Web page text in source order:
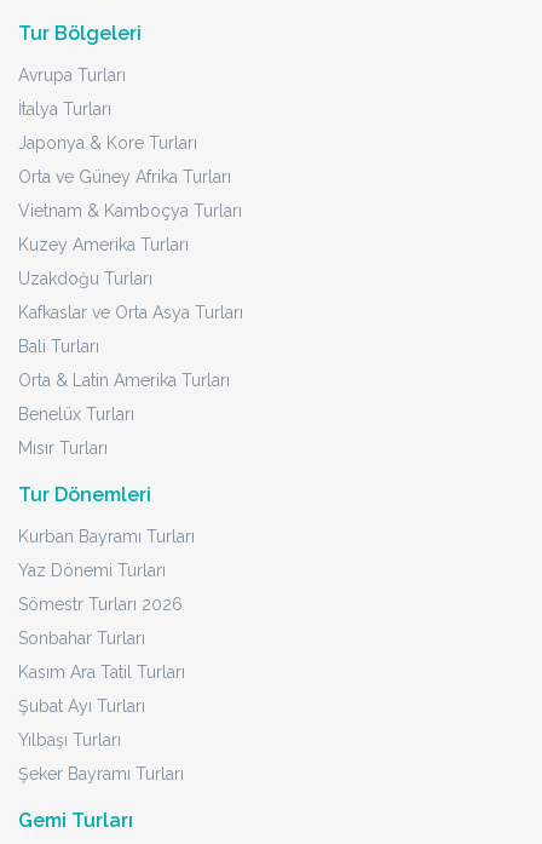
Tur Bölgeleri
Avrupa Turları
İtalya Turları
Japonya & Kore Turları
Orta ve Güney Afrika Turları
Vietnam & Kamboçya Turları
Kuzey Amerika Turları
Uzakdoğu Turları
Kafkaslar ve Orta Asya Turları
Bali Turları
Orta & Latin Amerika Turları
Benelüx Turları
Mısır Turları
Tur Dönemleri
Kurban Bayramı Turları
Yaz Dönemi Turları
Sömestr Turları 2026
Sonbahar Turları
Kasım Ara Tatil Turları
Şubat Ayı Turları
Yılbaşı Turları
Şeker Bayramı Turları
Gemi Turları